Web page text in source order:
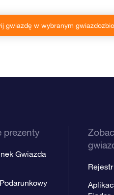
gwiazdę w wybranym
prezenty
Gwiazda